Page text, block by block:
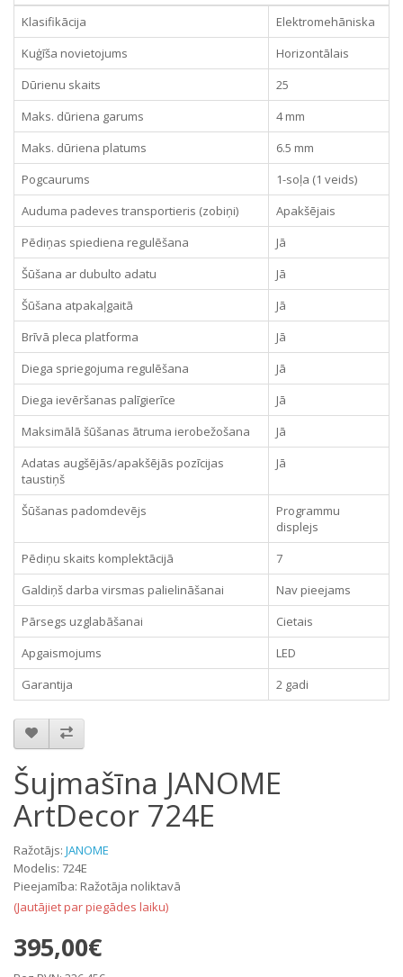
Klasifikācija
Elektromehāniska
Kuģīša novietojums
Horizontālais
Dūrienu skaits
25
Maks. dūriena garums
4 mm
Maks. dūriena platums
6.5 mm
Pogcaurums
1-soļa (1 veids)
Auduma padeves transportieris (zobiņi)
Apakšējais
Pēdiņas spiediena regulēšana
Jā
Šūšana ar dubulto adatu
Jā
Šūšana atpakaļgaitā
Jā
Brīvā pleca platforma
Jā
Diega spriegojuma regulēšana
Jā
Diega ievēršanas palīgierīce
Jā
Maksimālā šūšanas ātruma ierobežošana
Jā
Adatas augšējās/apakšējās pozīcijas
taustiņš
Jā
Šūšanas padomdevējs
Programmu
displejs
Pēdiņu skaits komplektācijā
7
Galdiņš darba virsmas palielināšanai
Nav pieejams
Pārsegs uzglabāšanai
Cietais
Apgaismojums
LED
Garantija
2 gadi
Šujmašīna JANOME
ArtDecor 724E
Ražotājs: JANOME
Modelis: 724E
Pieejamība: Ražotāja noliktavā
(Jautājiet par piegādes laiku)
395,00€